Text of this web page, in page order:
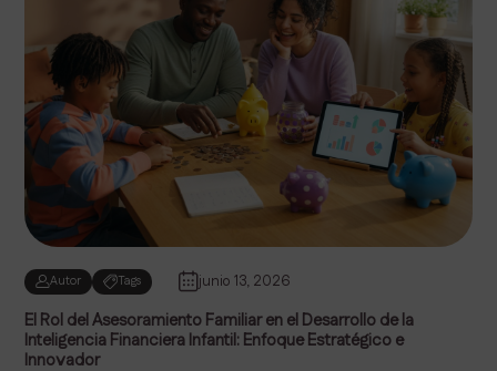
Autor Tags junio 13, 2026
El Rol del Asesoramiento Familiar en el Desarrollo de la
Inteligencia Financiera Infantil: Enfoque Estratégico e
Innovador